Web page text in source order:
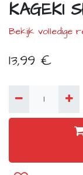
KAGEKI
Bekijk volledige
13,99 €